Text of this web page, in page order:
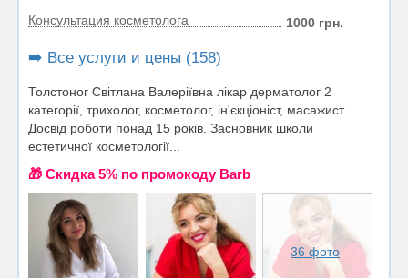
Консультация косметолога 1000 грн.
➡️ Все услуги и цены (158)
Толстоног Світлана Валеріївна лікар дерматолог 2
категорії, трихолог, косметолог, ін'єкціоніст, масажист.
Досвід роботи понад 15 років. Засновник школи
естетичної косметології...
🎁 Cкидка 5% по промокоду Barb
36 фото